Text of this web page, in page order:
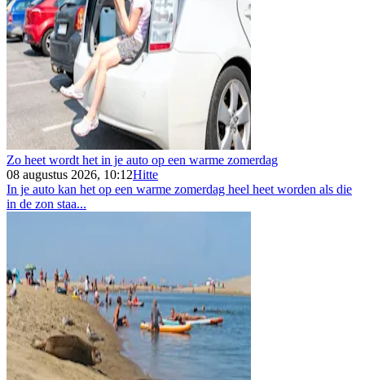
Zo heet wordt het in je auto op een warme zomerdag
08 augustus 2026, 10:12Hitte
In je auto kan het op een warme zomerdag heel heet worden als die
in de zon staa...